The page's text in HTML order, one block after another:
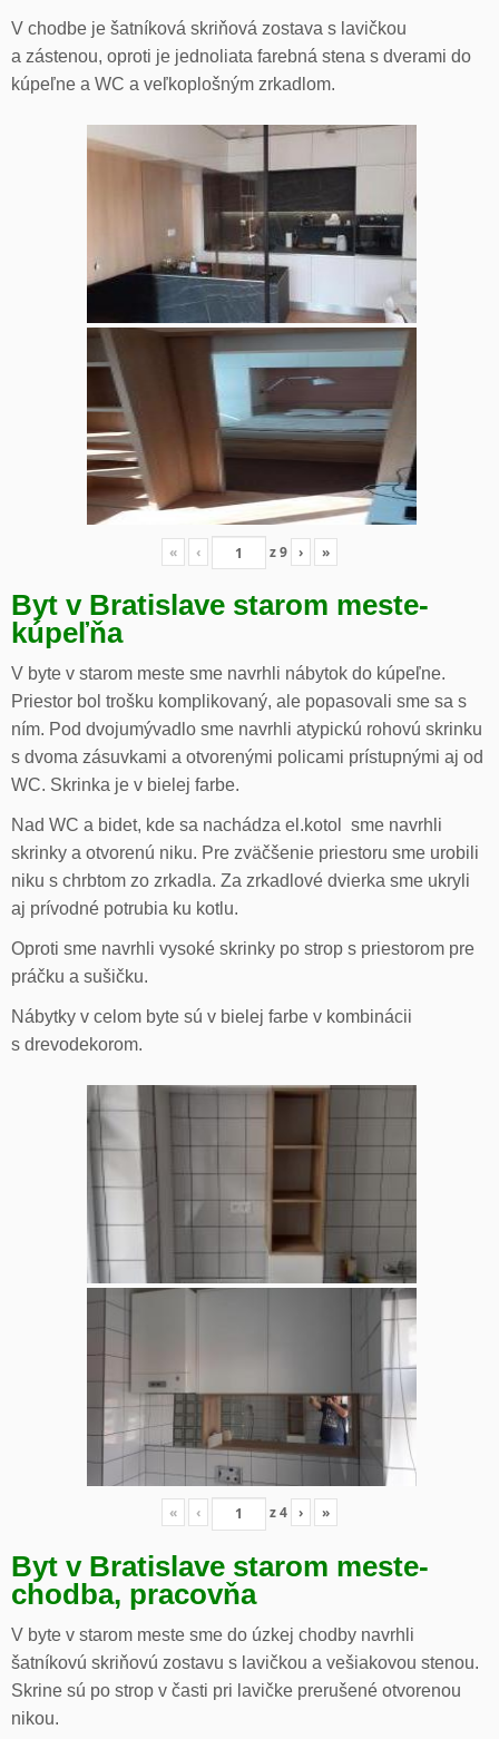
V chodbe je šatníková skriňová zostava s lavičkou
a zástenou, oproti je jednoliata farebná stena s dverami do
kúpeľne a WC a veľkoplošným zrkadlom.
« ‹ z9 › »
Byt v Bratislave starom meste-
kúpeľňa
V byte v starom meste sme navrhli nábytok do kúpeľne.
Priestor bol trošku komplikovaný, ale popasovali sme sa s
ním. Pod dvojumývadlo sme navrhli atypickú rohovú skrinku
s dvoma zásuvkami a otvorenými policami prístupnými aj od
WC. Skrinka je v bielej farbe.
Nad WC a bidet, kde sa nachádza el.kotol sme navrhli
skrinky a otvorenú niku. Pre zväčšenie priestoru sme urobili
niku s chrbtom zo zrkadla. Za zrkadlové dvierka sme ukryli
aj prívodné potrubia ku kotlu.
Oproti sme navrhli vysoké skrinky po strop s priestorom pre
práčku a sušičku.
Nábytky v celom byte sú v bielej farbe v kombinácii
s drevodekorom.
« ‹ z4 › »
Byt v Bratislave starom meste-
chodba, pracovňa
V byte v starom meste sme do úzkej chodby navrhli
šatníkovú skriňovú zostavu s lavičkou a vešiakovou stenou.
Skrine sú po strop v časti pri lavičke prerušené otvorenou
nikou.